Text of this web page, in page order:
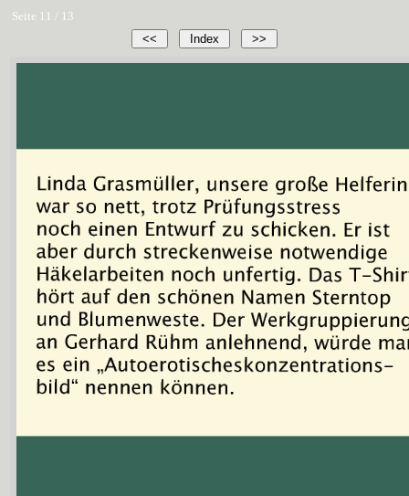
Seite 11 / 13